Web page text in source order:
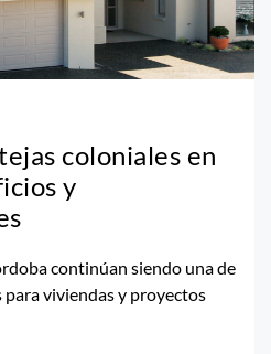
coloniales en
y
continúan siendo una de
para viviendas y proyectos